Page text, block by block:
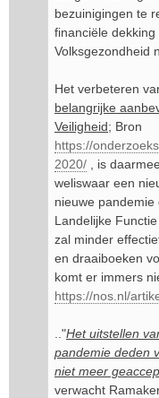
bezuinigingen te
financiële
Volksgezondheid
Het verbeteren
belangrijke
Veiligheid; Bron
https://
2020/ , is
weliswaar een
nieuwe
Landelijke
zal minder
en draaiboeken
komt er immers
https://nos.nl/
.."Het uitstellen
pandemie deden
niet meer
verwacht